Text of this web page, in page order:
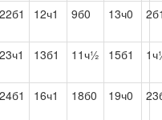
22б1 12ч1 9б0 13ч0
23ч1 13б1 11ч½ 15б1
24б1 16ч1 18б0 19ч0